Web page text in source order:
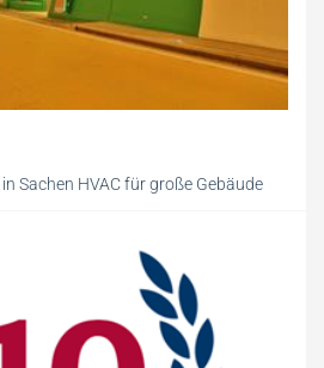
Sachen HVAC für große Gebäude